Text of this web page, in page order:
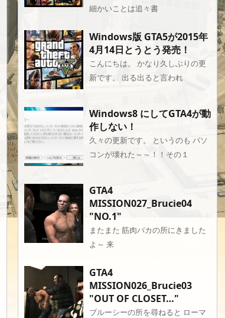
細かいことは追々書
Windows版 GTA5が2015年
4月14日とうとう発売！
こんにちは。 かなり久しぶりの更
新です。 出る出ると言われ
Windows8 にしてGTA4が動
作しない！
久々の更新です。 というのも パソ
コンが壊れた～～！！その１
GTA4
MISSION027_Brucie04
"NO.1"
またまた 筋肉バカの所にきました
よ～ 来
GTA4
MISSION026_Brucie03
"OUT OF CLOSET…"
ブルーシーの所を尋ねると ローマ